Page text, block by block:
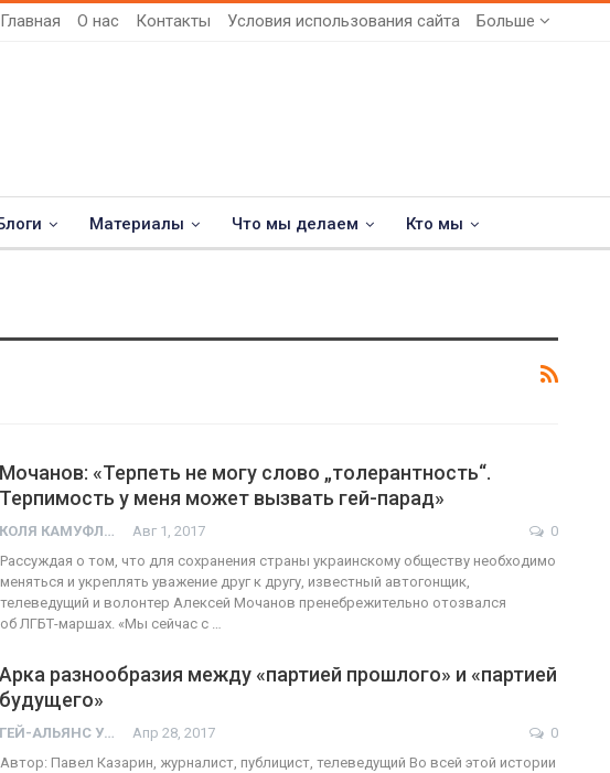
Главная О нас Контакты Условия использования сайта Больше
Материалы Что мы делаем Кто мы
Мочанов: «Терпеть не могу слово „толерантность“.
Терпимость у меня может вызвать гей-парад»
КОЛЯ КАМУФЛЯЖ Авг 1, 2017
0
Рассуждая о том, что для сохранения страны украинскому обществу необходимо
меняться и укреплять уважение друг к другу, известный автогонщик,
телеведущий и волонтер Алексей Мочанов пренебрежительно отозвался
об ЛГБТ-маршах. «Мы сейчас с …
Арка разнообразия между «партией прошлого» и «партией
будущего»
ГЕЙ-АЛЬЯНС УКРАИНА Апр 28, 2017
0
Автор: Павел Казарин, журналист, публицист, телеведущий Во всей этой истории
ФОТО
трансгендеры
ГЕЙ-АЛЬЯНС УКРАИНА Июл 27, 2017 0
ФОТО
В Берлине отпраздновали
ГЕЙ-АЛЬЯНС УКРАИНА Июл 2, 2017